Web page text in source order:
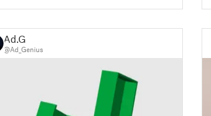
Ad.G
@Ad_Genius